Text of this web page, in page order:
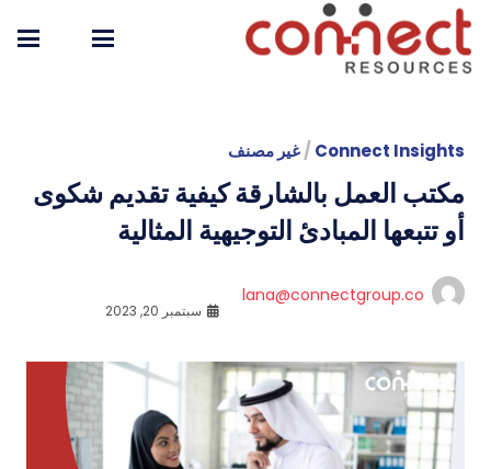
Connect Insights
/غير مصنف
مكتب العمل بالشارقة كيفية تقديم شكوى
أو تتبعها المبادئ التوجيهية المثالية
lana@connectgroup.co
سبتمبر 20, 2023